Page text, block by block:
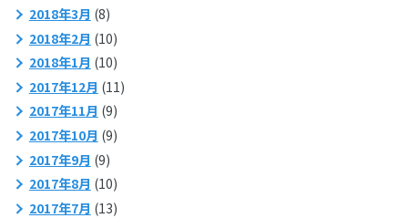
2018年3月 (8)
2018年2月 (10)
2018年1月 (10)
2017年12月 (11)
2017年11月 (9)
2017年10月 (9)
2017年9月 (9)
2017年8月 (10)
2017年7月 (13)